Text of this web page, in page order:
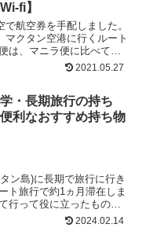
fi】
航空券を手配しました。
クタン空港に行くルート
は、マニラ便に比べて安
ングによって上...2021.05.27
学・長期旅行の持ち
利なおすすめ持ち物
ン島)に長期で旅行に行き
ト旅行で約1ヵ月滞在しま
行って役に立ったものが
2024.02.14